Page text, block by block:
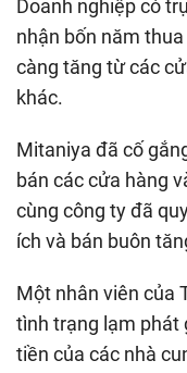
Doanh nghiệp có
nhận bốn năm
càng tăng từ các
khác.
Mitaniya đã cố
bán các cửa hàng
cùng công ty đã
ích và bán buôn
Một nhân viên của
tình trạng lạm phát
tiền của các nhà